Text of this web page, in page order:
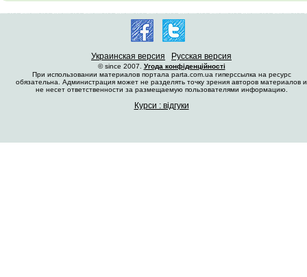
Украинская версия Русская версия
© since 2007. Угода конфіденційності
При использовании материалов портала parta.com.ua гиперссылка на ресурс
обязательна. Администрация может не разделять точку зрения авторов материалов и
не несет ответственности за размещаемую пользователями информацию.
Курси : відгуки